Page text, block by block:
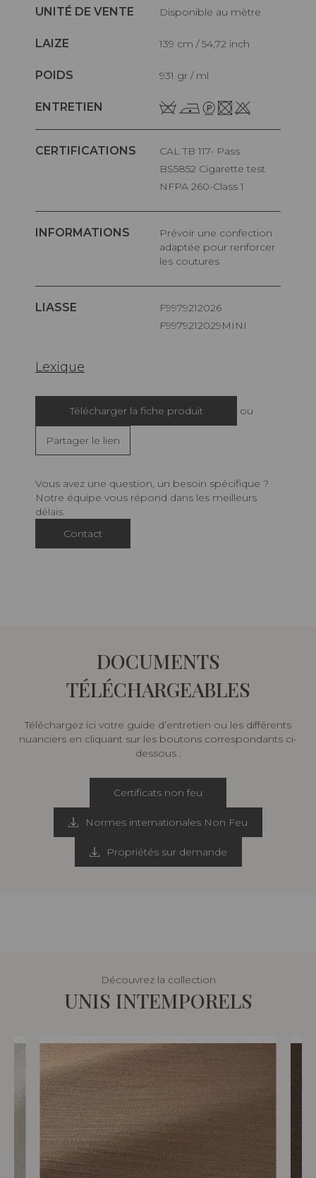
UNITÉ DE VENTE Disponible au mètre
LAIZE 139 cm / 54,72 inch
POIDS 931 gr / ml
ENTRETIEN
CERTIFICATIONS
CAL TB 117- Pass
BS5852 Cigarette test
NFPA 260-Class 1
INFORMATIONS
Prévoir une confection
adaptée pour renforcer
les coutures
LIASSE
F9979212026
F9979212029MINI
Lexique
Télécharger la fiche produit ou
Partager le lien
Vous avez une question, un besoin spécifique ?
Notre équipe vous répond dans les meilleurs
délais.
Contact
DOCUMENTS
TÉLÉCHARGEABLES
Téléchargez ici votre guide d’entretien ou les différents
nuanciers en cliquant sur les boutons correspondants ci-
dessous :
Certificats non feu
Normes internationales Non Feu
Propriétés sur demande
Découvrez la collection
UNIS INTEMPORELS